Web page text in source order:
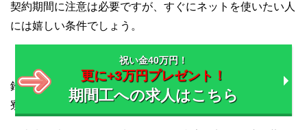
契約期間に注意は必要ですが、すぐにネットを使いたい人
には嬉しい条件でしょう。
鈴鹿製作所は3つの寮がありますが、基本的には「住吉
寮」と「エスポワール」のどちらかが多いようです。
祝い金40万円！
更に+3万円プレゼント！
期間工への求人はこちら